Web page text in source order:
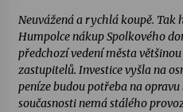
Neuvážená a rychlá koupě. Tak
Humpolce nákup Spolkového
předchozí vedení města
zastupitelů. Investice vyšla na
peníze budou potřeba na
současnosti nemá stálého